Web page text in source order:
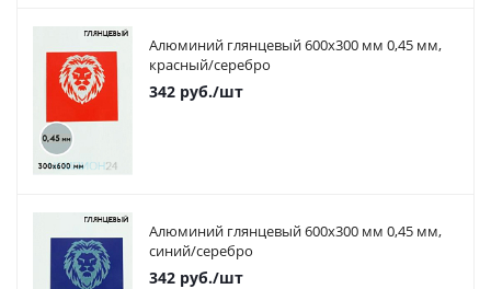
Алюминий глянцевый 600х300 мм 0,45 мм,
красный/серебро
342 руб./шт
Алюминий глянцевый 600х300 мм 0,45 мм,
синий/серебро
342 руб./шт